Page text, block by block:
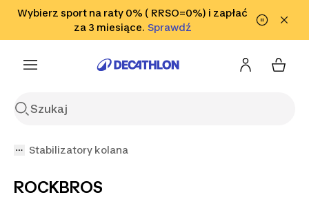
Przejdź do wyszukiwania Przejdź do treści
Przejdź
Wybierz sport na raty 0% ( RRSO=0%) i zapłać
za 3 miesiące. SprawdźSprawdź
Sprawdź
Stabilizatory kolana
ROCKBROS